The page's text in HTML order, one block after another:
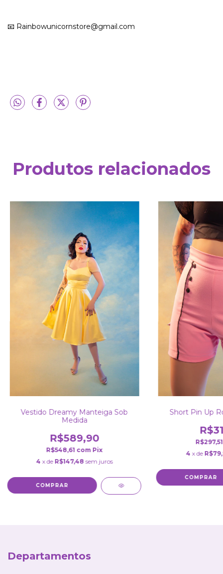
📧 Rainbowunicornstore@gmail.com
Produtos relacionados
Vestido Dreamy Manteiga Sob
Medida
R$589,90
R$548,61 com Pix
4 x de R$147,48 sem juros
COMPRAR
Short Pin Up
4 x de
COMPRAR
Departamentos